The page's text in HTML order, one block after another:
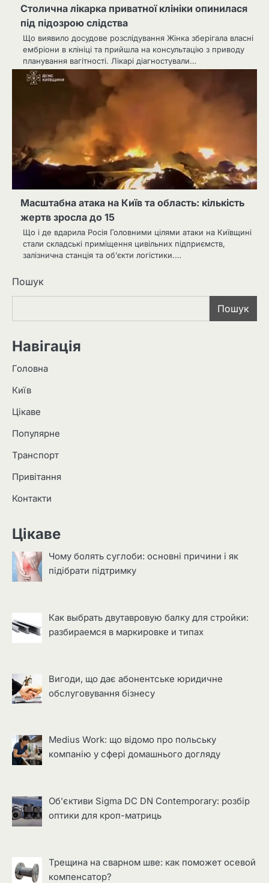
Столична лікарка приватної клініки опинилася
під підозрою слідства
Що виявило досудове розслідування Жінка зберігала власні
ембріони в клініці та прийшла на консультацію з приводу
планування вагітності. Лікарі діагностували…
Масштабна атака на Київ та область: кількість
жертв зросла до 15
Що і де вдарила Росія Головними цілями атаки на Київщині
стали складські приміщення цивільних підприємств,
залізнична станція та об’єкти логістики.…
Пошук
Пошук
Навігація
Головна
Київ
Цікаве
Популярне
Транспорт
Привітання
Контакти
Цікаве
Чому болять суглоби: основні причини і як
підібрати підтримку
Как выбрать двутавровую балку для стройки:
разбираемся в маркировке и типах
Вигоди, що дає абонентське юридичне
обслуговування бізнесу
Medius Work: що відомо про польську
компанію у сфері домашнього догляду
Об’єктиви Sigma DC DN Contemporary: розбір
оптики для кроп-матриць
Трещина на сварном шве: как поможет осевой
компенсатор?